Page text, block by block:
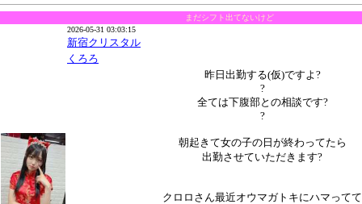
まだシフト出てないけど
2026-05-31 03:03:15
新宿クリスタル
くろろ
昨日出勤する(仮)ですよ?
?
全ては下腹部との相談です?
?
朝起きて女の子の日が終わってたら
出勤させていただきます?
クロロさん最近オウマガトキにハマってて